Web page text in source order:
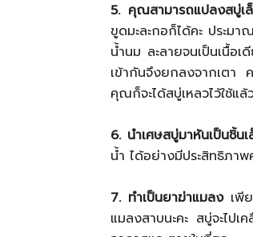
5. คุณสามารถแปลงสบู่เล็
ขูดมะละกอก็ได้คะ ประ
น้ำนม ละลายจนเป็นเนื้อ
เข้ากันจึงยกลงจากเตา
คุณก็จะได้สบู่เหลวไว้ใช้แ
6. นำเศษสบู่มาหันเป็นชิ้น
น้ำ ได้อย่างมีประสิทธิภาพ
7. ทำเป็นยาฆ่าแมลงเพีย
แมลงสาบนะคะ สบู่จะไป